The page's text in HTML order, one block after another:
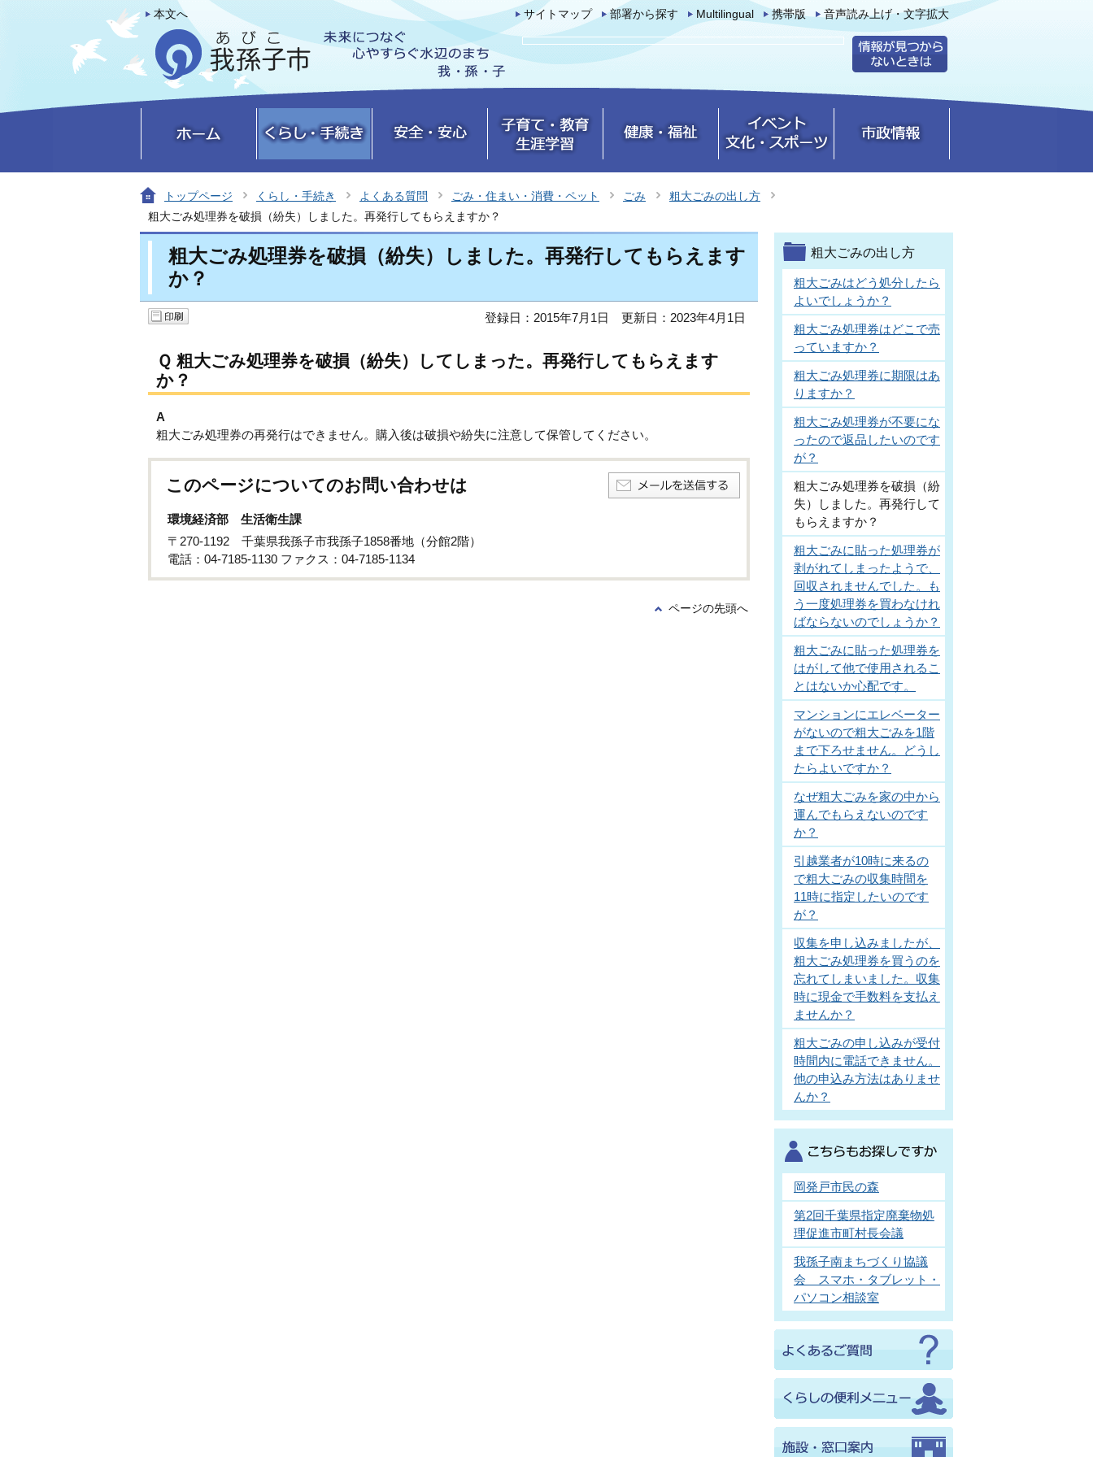
本文へ サイトマップ 部署から探す Multilingual 携帯版 音声読み上げ・文字拡大
トップページ くらし・手続き よくある質問 ごみ・住まい・消費・ペット ごみ
粗大ごみの出し方
粗大ごみ処理券を破損（紛失）しました。再発行してもらえますか？
粗大ごみ処理券を破損（紛失）しました。再発行してもらえます
か？
登録日：2015年7月1日 更新日：2023年4月1日
Ｑ 粗大ごみ処理券を破損（紛失）してしまった。再発行してもらえます
か？
A
粗大ごみ処理券の再発行はできません。購入後は破損や紛失に注意して保管してください。
このページについてのお問い合わせは
環境経済部 生活衛生課
〒270-1192 千葉県我孫子市我孫子1858番地（分館2階）
電話：04-7185-1130 ファクス：04-7185-1134
ページの先頭へ
粗大ごみの出し方
粗大ごみはどう処分したら
よいでしょうか？
粗大ごみ処理券はどこで売
っていますか？
粗大ごみ処理券に期限はあ
りますか？
粗大ごみ処理券が不要にな
ったので返品したいのです
が？
粗大ごみ処理券を破損（紛
失）しました。再発行して
もらえますか？
粗大ごみに貼った処理券が
剥がれてしまったようで、
回収されませんでした。も
う一度処理券を買わなけれ
ばならないのでしょうか？
粗大ごみに貼った処理券を
はがして他で使用されるこ
とはないか心配です。
マンションにエレベーター
がないので粗大ごみを1階
まで下ろせません。どうし
たらよいですか？
なぜ粗大ごみを家の中から
運んでもらえないのです
か？
引越業者が10時に来るの
で粗大ごみの収集時間を
11時に指定したいのです
が？
収集を申し込みましたが、
粗大ごみ処理券を買うのを
忘れてしまいました。収集
時に現金で手数料を支払え
ませんか？
粗大ごみの申し込みが受付
時間内に電話できません。
他の申込み方法はありませ
んか？
岡発戸市民の森
第2回千葉県指定廃棄物処
理促進市町村長会議
我孫子南まちづくり協議
会 スマホ・タブレット・
パソコン相談室